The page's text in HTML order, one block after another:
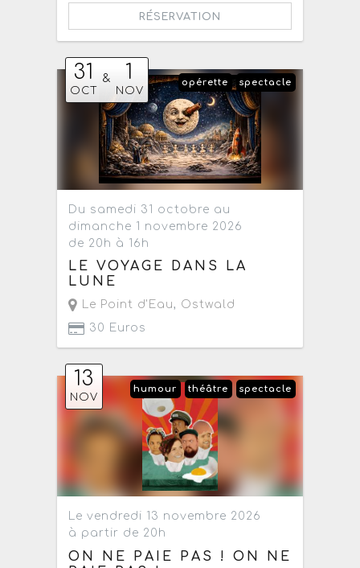
RÉSERVATION
31
OCT
& 1
NOV
spectacle
opérette
Du samedi 31 octobre au
dimanche 1 novembre 2026
de 20h à 16h
LE VOYAGE DANS LA
LUNE
Le Point d'Eau, Ostwald
30 Euros
13
NOV
spectacle
théâtre
humour
Le vendredi 13 novembre 2026
à partir de 20h
ON NE PAIE PAS ! ON NE